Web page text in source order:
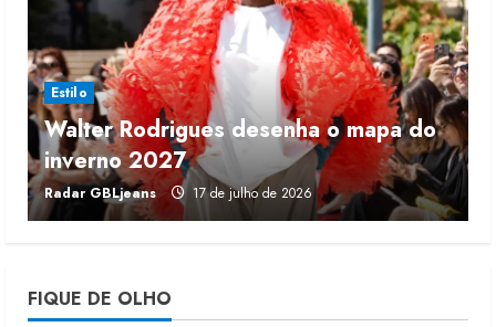
3
Sou de Algodão
5 de agosto de 2026
4
Fakini prevê R$345 milhões de
receita em 2026
4 de agosto de 2026
Projeto testa passaporte digital na
moda nacional
Estilo
Walter Rodrigues desenha o mapa do
inverno 2027
Radar GBLjeans 17 de julho de 2026
FIQUE DE OLHO